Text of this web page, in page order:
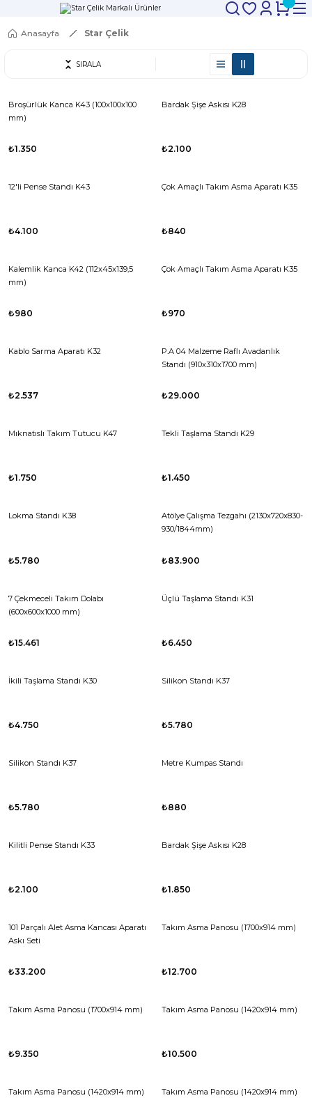
Anasayfa Star Çelik
SIRALA
Broşürlük Kanca K43 (100x100x100
mm)
₺1.350
Bardak Şişe Askısı K28
₺2.100
12'li Pense Standı K43
₺4.100
Çok Amaçlı Takım Asma Aparatı K35
₺840
Kalemlik Kanca K42 (112x45x139,5
mm)
₺980
Çok Amaçlı Takım Asma Aparatı K35
₺970
Kablo Sarma Aparatı K32
₺2.537
P.A 04 Malzeme Raflı Avadanlık
Standı (910x310x1700 mm)
₺29.000
Mıknatıslı Takım Tutucu K47
₺1.750
Tekli Taşlama Standı K29
₺1.450
Lokma Standı K38
₺5.780
Atölye Çalışma Tezgahı (2130x720x830-
930/1844mm)
₺83.900
7 Çekmeceli Takım Dolabı
(600x600x1000 mm)
₺15.461
Üçlü Taşlama Standı K31
₺6.450
İkili Taşlama Standı K30
₺4.750
Silikon Standı K37
₺5.780
Silikon Standı K37
₺5.780
Metre Kumpas Standı
₺880
Kilitli Pense Standı K33
₺2.100
Bardak Şişe Askısı K28
₺1.850
101 Parçalı Alet Asma Kancası Aparatı
Askı Seti
₺33.200
Takım Asma Panosu (1700x914 mm)
₺12.700
Takım Asma Panosu (1700x914 mm)
₺9.350
Takım Asma Panosu (1420x914 mm)
₺10.500
Takım Asma Panosu (1420x914 mm) Takım Asma Panosu (1420x914 mm)